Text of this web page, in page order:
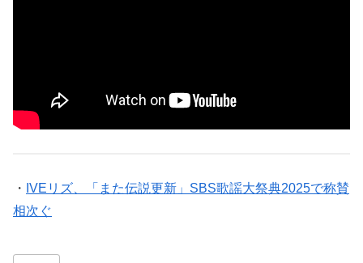
・ IVEリズ、「また伝説更新」SBS歌謡大祭典2025で称賛
相次ぐ